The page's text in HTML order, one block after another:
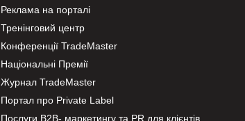
Реклама на порталі
Тренінговий центр
Конференції TradeMaster
Національні Премії
Журнал TradeMaster
Портал про Private Label
Послуги В2В- маркетингу та PR для клієнтів